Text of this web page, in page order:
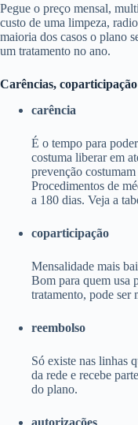
Pegue o preço mensal,
custo de uma limpeza,
maioria dos casos o plano
um tratamento no ano.
Carências,
carência
É o tempo para
costuma liberar em
prevenção
Procedimentos de
a 180 dias. Veja a
coparticipação
Mensalidade mais
Bom para quem usa
tratamento, pode ser
reembolso
Só existe nas linhas
da rede e recebe
do plano.
autorizações